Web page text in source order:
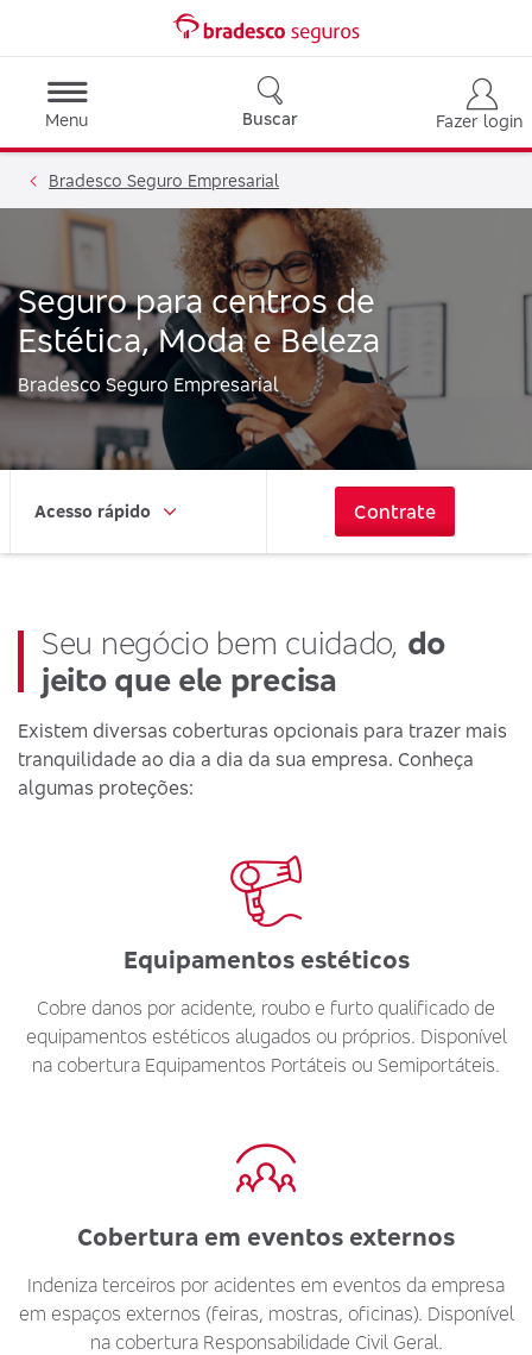
Menu Buscar Fazer login
Bradesco Seguro Empresarial
Seguro para centros de
Estética, Moda e Beleza
Bradesco Seguro Empresarial
Acesso rápido Contrate
Seu negócio bem cuidado, do
jeito que ele precisa
Existem diversas coberturas opcionais para trazer mais
tranquilidade ao dia a dia da sua empresa. Conheça
algumas proteções:
Equipamentos estéticos
Cobre danos por acidente, roubo e furto qualificado de
equipamentos estéticos alugados ou próprios. Disponível
na cobertura Equipamentos Portáteis ou Semiportáteis.
Cobertura em eventos externos
Indeniza terceiros por acidentes em eventos da empresa
em espaços externos (feiras, mostras, oficinas). Disponível
na cobertura Responsabilidade Civil Geral.